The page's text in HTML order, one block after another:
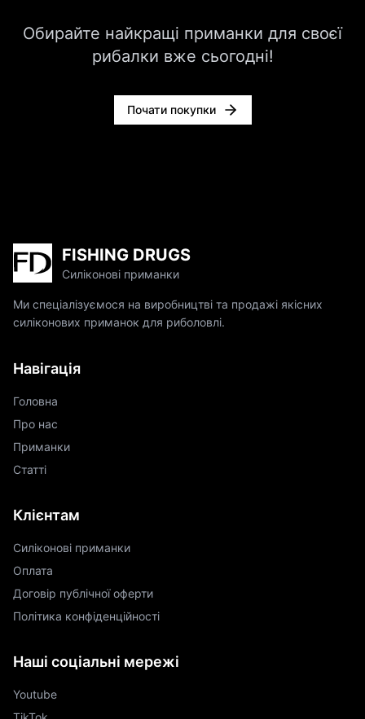
Обирайте найкращі приманки для своєї
рибалки вже сьогодні!
Почати покупки
FISHING DRUGS
Силіконові приманки
Ми спеціалізуємося на виробництві та продажі якісних
силіконових приманок для риболовлі.
Навігація
Головна
Про нас
Приманки
Статті
Клієнтам
Силіконові приманки
Оплата
Договір публічної оферти
Політика конфіденційності
Наші соціальні мережі
Youtube